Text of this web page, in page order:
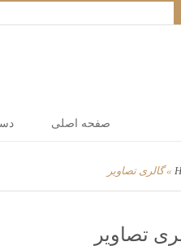
صفحه اصلی
» گالری تصاویر
تصاویر